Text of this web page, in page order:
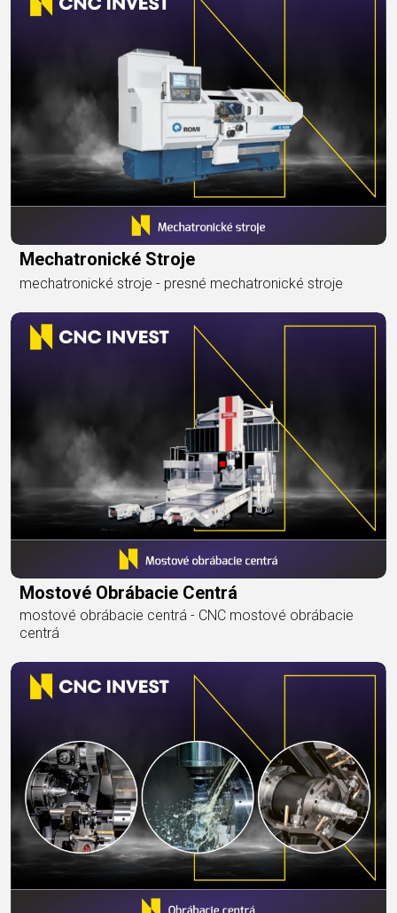
Mechatronické Stroje
mechatronické stroje - presné mechatronické stroje
Mostové Obrábacie Centrá
mostové obrábacie centrá - CNC mostové obrábacie
centrá